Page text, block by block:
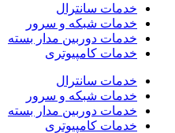
خدمات سانترال
خدمات شبکه و سرور
خدمات دوربین مدار بسته
خدمات کامپیوتری
خدمات سانترال
خدمات شبکه و سرور
خدمات دوربین مدار بسته
خدمات کامپیوتری